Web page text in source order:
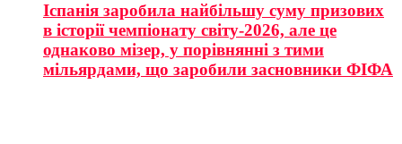
Іспанія заробила найбільшу суму призових
в історії чемпіонату світу-2026, але це
однаково мізер, у порівнянні з тими
мільярдами, що заробили засновники ФІФА